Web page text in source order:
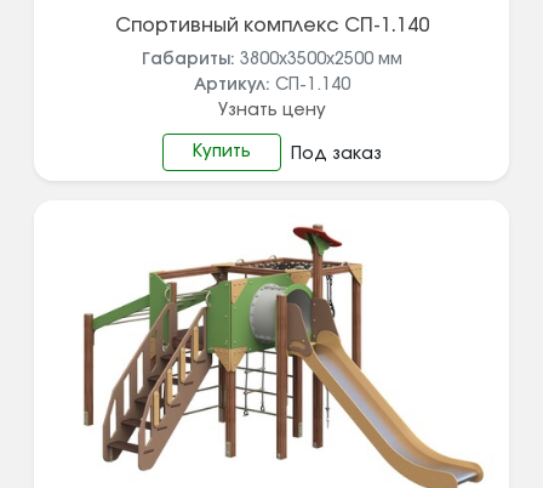
Спортивный комплекс СП-1.140
Габариты: 3800х3500х2500 мм
Артикул: СП-1.140
Узнать цену
Купить Под заказ